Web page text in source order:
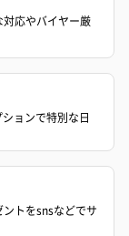
（GRAPE
（880円）
応やバイヤー厳
ョンで特別な日
トをsnsなどでサ